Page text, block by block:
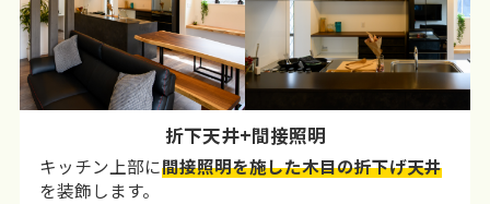
折下天井+間接照明
キッチン上部に間接照明を施した木目の折下げ天井
を装飾します。